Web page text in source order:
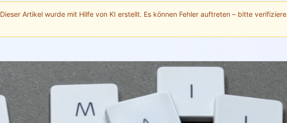
Dieser Artikel wurde mit Hilfe von KI erstellt. Es können Fehler auftreten – bitte verifiziere